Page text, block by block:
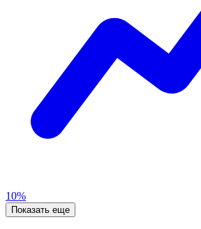
10%
Показать еще